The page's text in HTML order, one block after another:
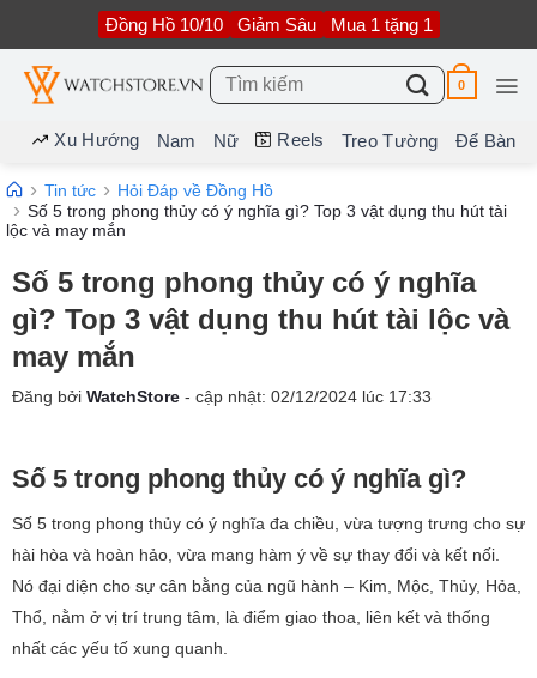
nội
dung
Đồng Hồ 10/10 Giảm Sâu Mua 1 tặng 1
Tìm
kiếm:
0
Xu Hướng Nam Nữ Reels Treo Tường Để Bàn
Tin tức
Hỏi Đáp về Đồng Hồ
Số 5 trong phong thủy có ý nghĩa gì? Top 3 vật dụng thu hút tài
lộc và may mắn
Số 5 trong phong thủy có ý nghĩa
gì? Top 3 vật dụng thu hút tài lộc và
may mắn
Đăng bởi WatchStore - cập nhật: 02/12/2024 lúc 17:33
Số 5 trong phong thủy có ý nghĩa gì?
Số 5 trong phong thủy có ý nghĩa đa chiều, vừa tượng trưng cho sự
hài hòa và hoàn hảo, vừa mang hàm ý về sự thay đổi và kết nối.
Nó đại diện cho sự cân bằng của ngũ hành – Kim, Mộc, Thủy, Hỏa,
Thổ, nằm ở vị trí trung tâm, là điểm giao thoa, liên kết và thống
nhất các yếu tố xung quanh.